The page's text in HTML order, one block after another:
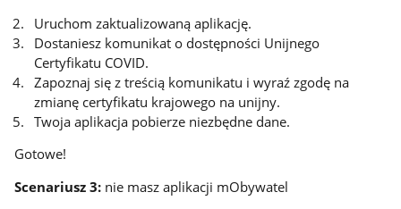
Uruchom zaktualizowaną aplikację.
Dostaniesz komunikat o dostępności Unijnego
Certyfikatu COVID.
Zapoznaj się z treścią komunikatu i wyraź zgodę na
zmianę certyfikatu krajowego na unijny.
Twoja aplikacja pobierze niezbędne dane.
Gotowe!
Scenariusz 3: nie masz aplikacji mObywatel